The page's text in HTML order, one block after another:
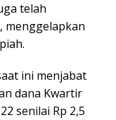
telah
menggelapkan
ini menjabat
dana Kwartir
senilai Rp 2,5